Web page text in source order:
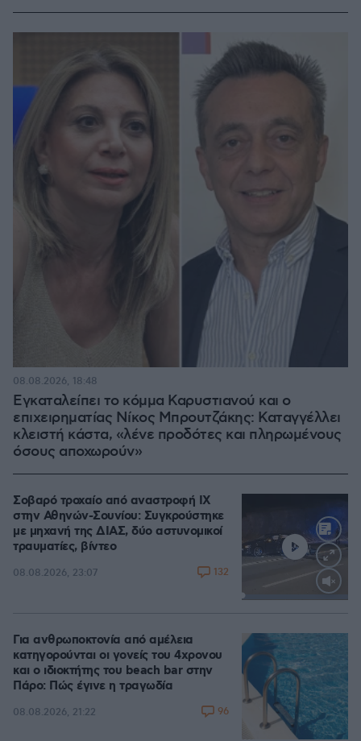
Εγκαταλείπει το κόμμα Καρυστιανού και ο
επιχειρηματίας Νίκος Μπρουτζάκης: Καταγγέλλει
κλειστή κάστα, «λένε προδότες και πληρωμένους
όσους αποχωρούν»
08.08.2026, 18:48
Σοβαρό τροχαίο από αναστροφή ΙΧ
στην Αθηνών-Σουνίου: Συγκρούστηκε
με μηχανή της ΔΙΑΣ, δύο αστυνομικοί
τραυματίες, βίντεο
08.08.2026, 23:07 132
Για ανθρωποκτονία από αμέλεια
κατηγορούνται οι γονείς του 4χρονου
και ο ιδιοκτήτης του beach bar στην
Πάρο: Πώς έγινε η τραγωδία
08.08.2026, 21:22 96